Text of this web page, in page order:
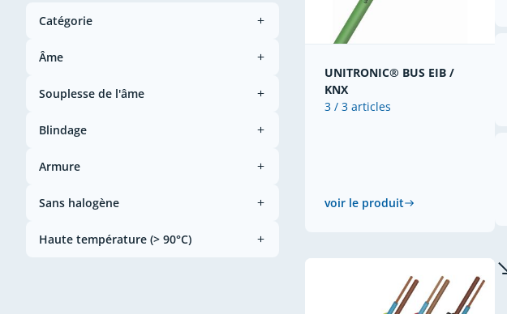
Catégorie
Âme
Souplesse de l'âme
Blindage
Armure
Sans halogène
Haute température (> 90°C)
UNITRONIC® BUS EIB /
KNX
3 / 3 articles
voir le produit